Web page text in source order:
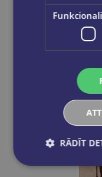
RĀDĪT